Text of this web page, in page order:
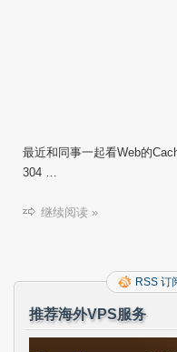
最近和同事一起看Web的
304 …
继续阅读 »
RSS 订
推荐海外VPS服务